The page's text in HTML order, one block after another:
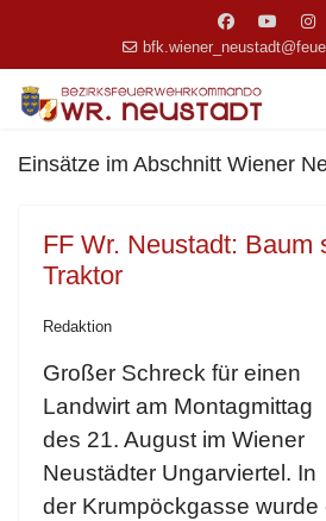
Einsätze im Abschnitt Wiener
FF Wr. Neustadt: Baum
Traktor
Redaktion
Großer Schreck für einen
Landwirt am Montagmittag
des 21. August im Wiener
Neustädter Ungarviertel. In
der Krumpöckgasse wurde